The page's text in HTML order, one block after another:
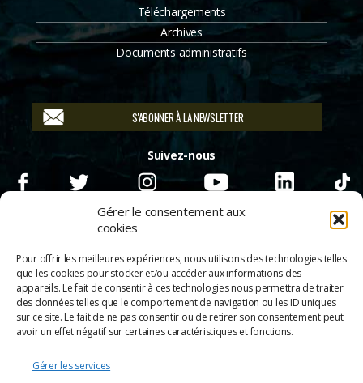
Gérer le consentement aux
cookies
Pour offrir les meilleures expériences, nous utilisons des technologies telles
que les cookies pour stocker et/ou accéder aux informations des
appareils. Le fait de consentir à ces technologies nous permettra de traiter
des données telles que le comportement de navigation ou les ID uniques
sur ce site. Le fait de ne pas consentir ou de retirer son consentement peut
avoir un effet négatif sur certaines caractéristiques et fonctions.
Gérer les services
Téléchargements
Archives
Documents administratifs
S'ABONNER À LA NEWSLETTER
Suivez-nous